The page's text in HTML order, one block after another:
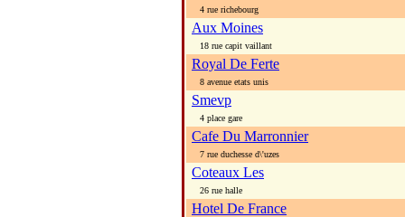
4 rue richebourg
Aux Moines
18 rue capit vaillant
Royal De Ferte
8 avenue etats unis
Smevp
4 place gare
Cafe Du Marronnier
7 rue duchesse d\'uzes
Coteaux Les
26 rue halle
Hotel De France